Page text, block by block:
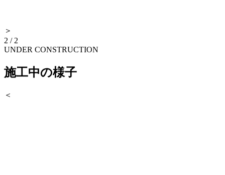
＞
2 / 2
UNDER CONSTRUCTION
施工中の様子
＜